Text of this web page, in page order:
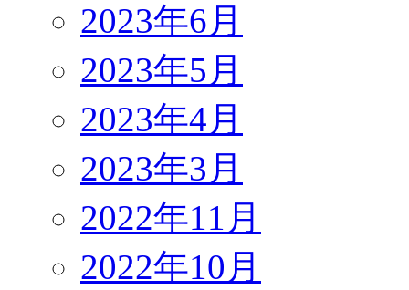
2023年6月
2023年5月
2023年4月
2023年3月
2022年11月
2022年10月